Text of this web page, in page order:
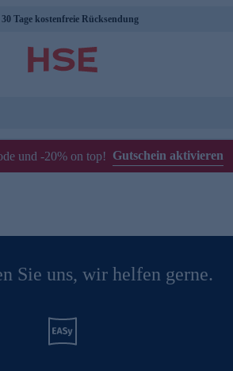
30 Tage kostenfreie Rücksendung
und -20% on top! Gutschein aktivieren
Sie uns, wir helfen gerne.